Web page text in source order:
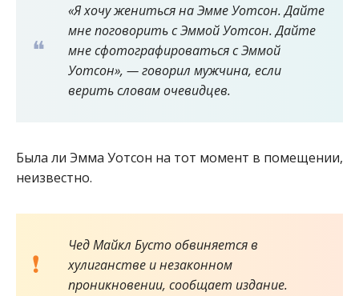
«Я хочу жениться на Эмме Уотсон. Дайте
мне поговорить с Эммой Уотсон. Дайте
мне сфотографироваться с Эммой
Уотсон», — говорил мужчина, если
верить словам очевидцев.
Была ли Эмма Уотсон на тот момент в помещении,
неизвестно.
Чед Майкл Бусто обвиняется в
хулиганстве и незаконном
проникновении, сообщает издание.